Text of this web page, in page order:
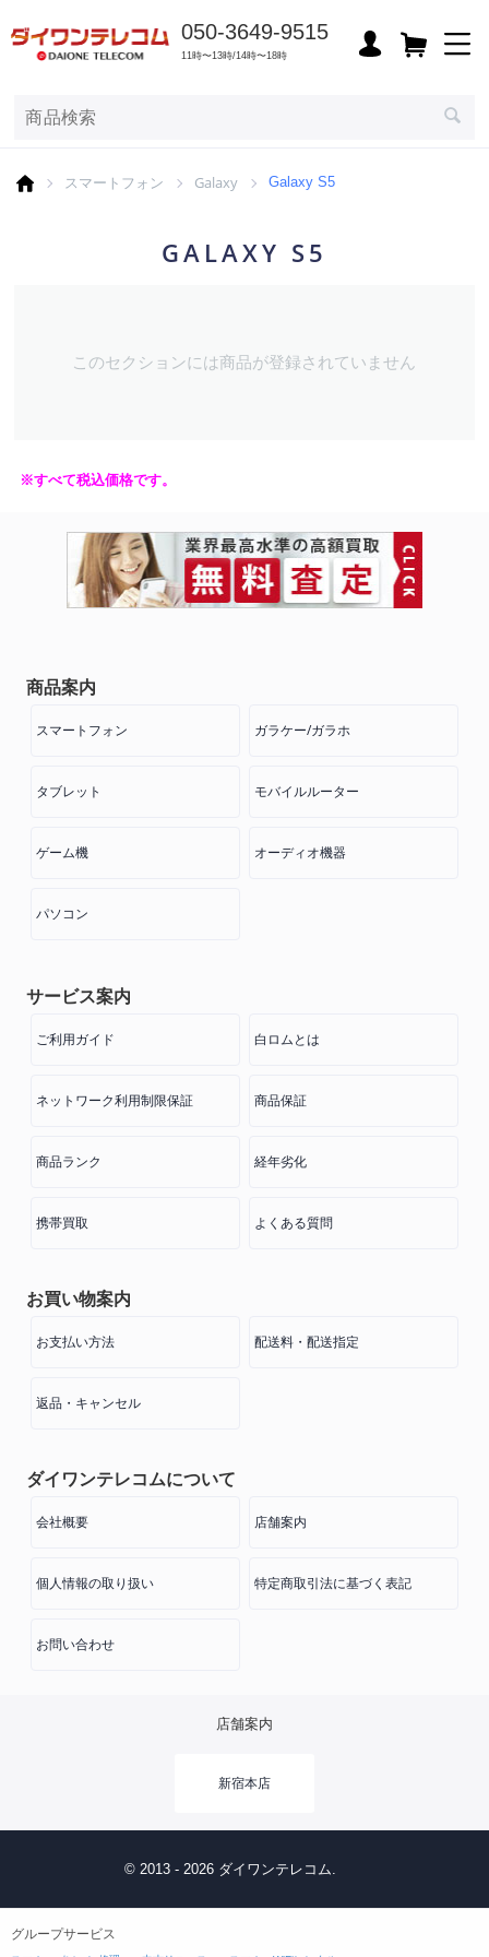
050-3649-9515
11時〜13時/14時〜18時
スマートフォン Galaxy Galaxy S5
GALAXY S5
このセクションには商品が登録されていません
※すべて税込価格です。
商品案内
スマートフォン ガラケー/ガラホ
タブレット モバイルルーター
ゲーム機 オーディオ機器
パソコン
サービス案内
ご利用ガイド 白ロムとは
ネットワーク利用制限保証 商品保証
商品ランク 経年劣化
携帯買取 よくある質問
お買い物案内
お支払い方法 配送料・配送指定
返品・キャンセル
ダイワンテレコムについて
会社概要 店舗案内
個人情報の取り扱い 特定商取引法に基づく表記
お問い合わせ
店舗案内
新宿本店
© 2013 - 2026 ダイワンテレコム.
グループサービス